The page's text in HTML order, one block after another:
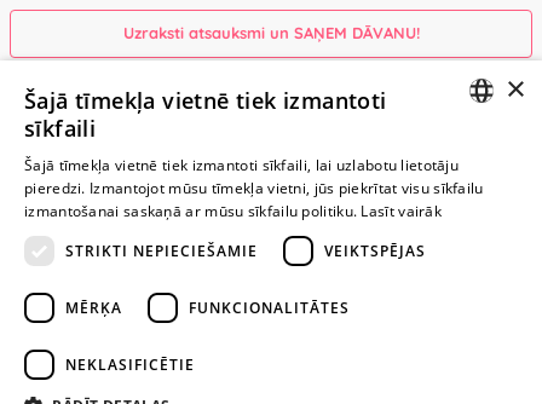
Uzraksti atsauksmi un SAŅEM DĀVANU!
Ievērībai: Yesyes.lv satur atklātu seksuālu informāciju un attēlus. Lietot
TURPINIET
ROTAĻĀTIES
+371 29 994 357
RUSSIAN
×
Šajā tīmekļa vietnē tiek izmantoti
sīkfaili
Šajā tīmekļa vietnē tiek izmantoti sīkfaili, lai uzlabotu lietotāju
pieredzi. Izmantojot mūsu tīmekļa vietni, jūs piekrītat visu sīkfailu
izmantošanai saskaņā ar mūsu sīkfailu politiku. Lasīt vairāk
STRIKTI NEPIECIEŠAMIE
VEIKTSPĒJAS
MĒRĶA FUNKCIONALITĀTES
NEKLASIFICĒTIE